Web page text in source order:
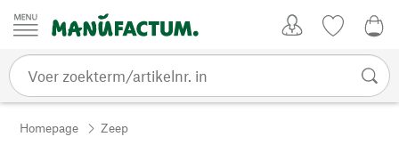
Passer au contenu
Homepage Zeep